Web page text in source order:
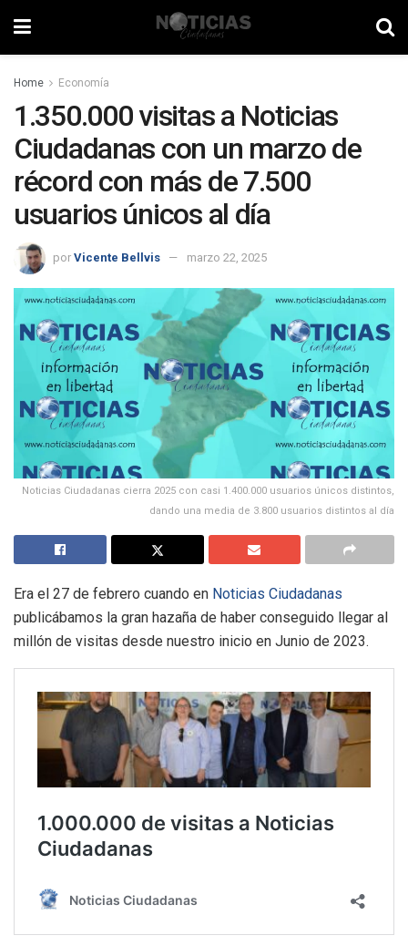
Home Economía
1.350.000 visitas a Noticias
Ciudadanas con un marzo de
récord con más de 7.500
usuarios únicos al día
por Vicente Bellvis marzo 22, 2025
Noticias Ciudadanas cierra 2025 con casi 1.400.000 usuarios únicos distintos,
dando una media de 3.800 usuarios distintos al día
Era el 27 de febrero cuando en Noticias Ciudadanas
publicábamos la gran hazaña de haber conseguido llegar al
millón de visitas desde nuestro inicio en Junio de 2023.